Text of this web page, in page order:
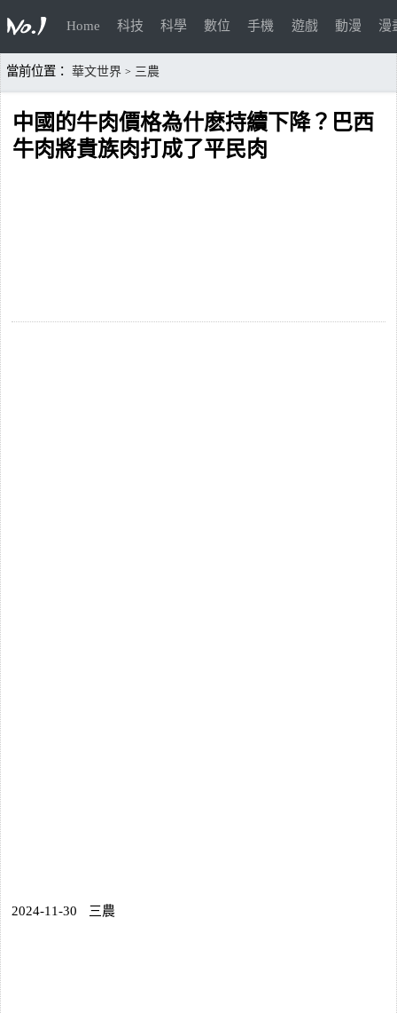
Home 科技 科學 數位 手機 遊戲 動漫 漫
當前位置： 華文世界 > 三農
中國的牛肉價格為什麽持續下降？巴西
牛肉將貴族肉打成了平民肉
2024-11-30 三農